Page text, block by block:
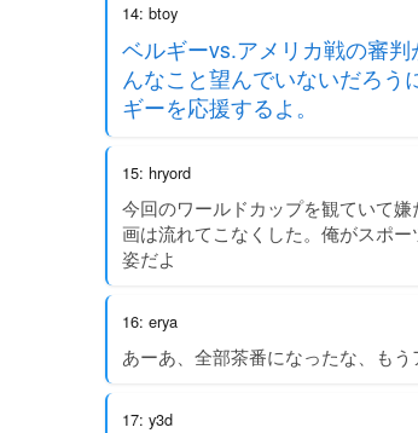
14: btoy
ベルギーvs.アメリカ戦の審
んなこと望んでいないだろ
ギーを応援するよ。
15: hryord
今回のワールドカップを観ていて
画は流れてこなくした。俺がスポ
姿だよ
16: erya
あーあ、全部茶番になったな、も
17: y3d